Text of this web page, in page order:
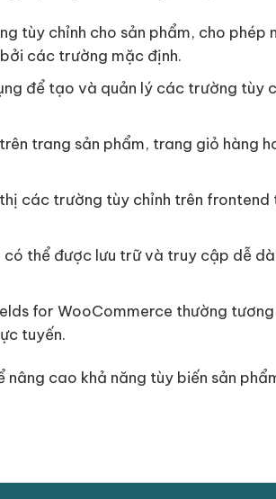
tùy chỉnh cho sản phẩm, cho
các trường mặc định.
để tạo và quản lý các trường tùy
trang sản phẩm, trang giỏ hàng
các trường tùy chỉnh trên
thể được lưu trữ và truy cập dễ
for WooCommerce thường
tuyến.
cao khả năng tùy biến sản